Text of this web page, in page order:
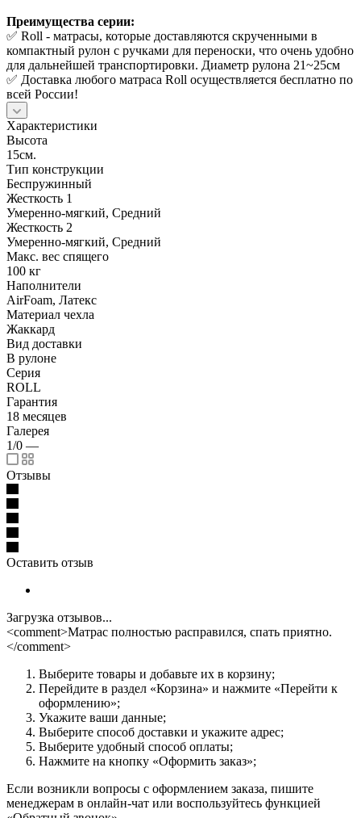
Преимущества серии:
✅ Roll - матрасы, которые доставляются скрученными в
компактный рулон с ручками для переноски, что очень удобно
для дальнейшей транспортировки. Диаметр рулона 21~25см
✅ Доставка любого матраса Roll осуществляется бесплатно по
всей России!
Характеристики
Высота
15см.
Тип конструкции
Беспружинный
Жесткость 1
Умеренно-мягкий, Средний
Жесткость 2
Умеренно-мягкий, Средний
Макс. вес спящего
100 кг
Наполнители
AirFoam, Латекс
Материал чехла
Жаккард
Вид доставки
В рулоне
Серия
ROLL
Гарантия
18 месяцев
Галерея
1/0 —
Отзывы
Оставить отзыв
Загрузка отзывов...
<comment>Матрас полностью расправился, спать приятно.
</comment>
Выберите товары и добавьте их в корзину;
Перейдите в раздел «Корзина» и нажмите «Перейти к
оформлению»;
Укажите ваши данные;
Выберите способ доставки и укажите адрес;
Выберите удобный способ оплаты;
Нажмите на кнопку «Оформить заказ»;
Если возникли вопросы с оформлением заказа, пишите
менеджерам в онлайн-чат или воспользуйтесь функцией